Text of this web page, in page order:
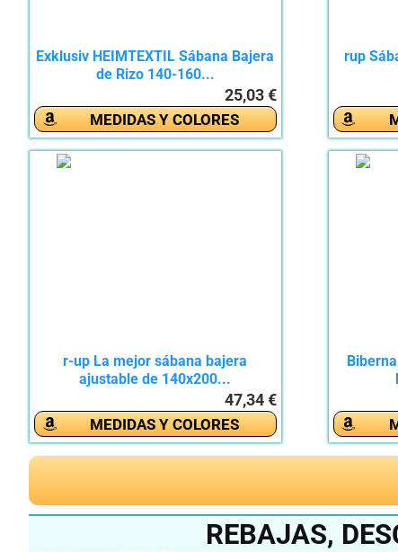
Exklusiv HEIMTEXTIL Sábana Bajera
de Rizo 140-160...
25,03 €
MEDIDAS Y COLORES
rup
r-up La mejor sábana bajera
ajustable de 140x200...
47,34 €
MEDIDAS Y COLORES
REBAJAS,